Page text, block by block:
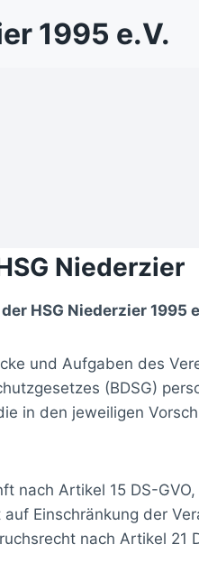
1995 e.V.
Niederzier
HSG Niederzier 1995
und Aufgaben des
(BDSG)
in den jeweiligen
nach Artikel 15 DS-
auf Einschränkung der
nach Artikel 21